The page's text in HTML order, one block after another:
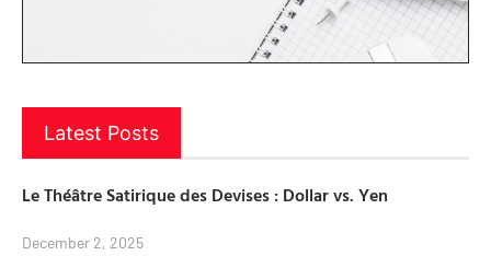
Latest Posts
Le Théâtre Satirique des Devises : Dollar vs. Yen
December 2, 2025